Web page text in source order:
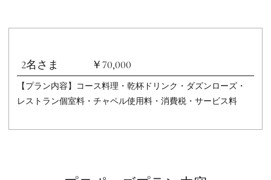
2名さま ￥70,000
【プラン内容】コース料理・乾杯ドリンク・ダズンローズ・
レストラン個室料・チャペル使用料・消費税・サービス料